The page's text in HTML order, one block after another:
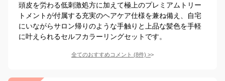
頭皮を労わる低刺激処方に加えて極上のプレミアムトリー
トメントが付属する充実のヘアケア仕様を兼ね備え、自宅
にいながらサロン帰りのような手触りと上品な髪色を手軽
に叶えられるセルフカラーリングセットです。
全てのおすすめコメント (8件) >